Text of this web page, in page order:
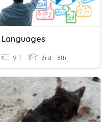
Languages
9 T 3rd - 8th